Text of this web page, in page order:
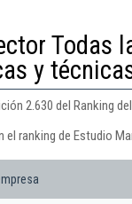
Todas
y
2.630 del Ranking
ranking de Estudio